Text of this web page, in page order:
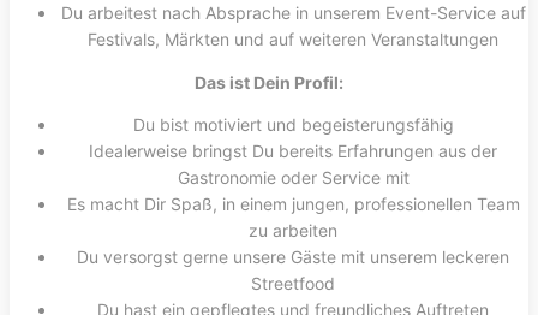
Du arbeitest nach Absprache in unserem Event-Service auf
Festivals, Märkten und auf weiteren Veranstaltungen
Das ist Dein Profil:
Du bist motiviert und begeisterungsfähig
Idealerweise bringst Du bereits Erfahrungen aus der
Gastronomie oder Service mit
Es macht Dir Spaß, in einem jungen, professionellen Team
zu arbeiten
Du versorgst gerne unsere Gäste mit unserem leckeren
Streetfood
Du hast ein gepflegtes und freundliches Auftreten